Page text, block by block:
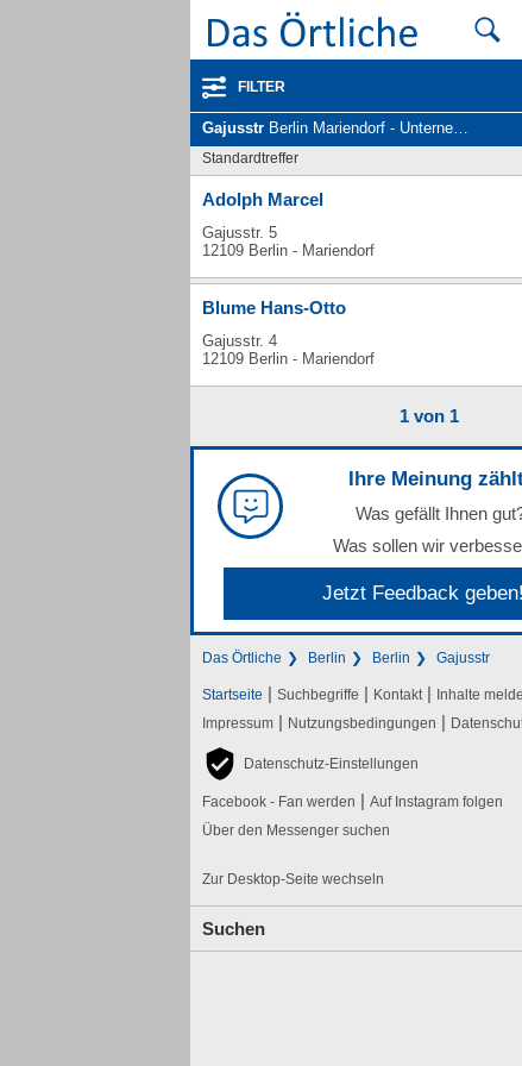
FILTER
Gajusstr Berlin Mariendorf - Unternehmen und Personen
Standardtreffer
Adolph Marcel
Gajusstr. 5
12109 Berlin - Mariendorf
Blume Hans-Otto
Gajusstr. 4
12109 Berlin - Mariendorf
1 von 1
Ihre Meinung
Was gefällt Ihnen
Was sollen wir
Jetzt Feedback geben!
Das Örtliche Berlin Berlin Gajusstr
Startseite | Suchbegriffe | Kontakt | Inhalte
Impressum | Nutzungsbedingungen |
Datenschutz-Einstellungen
Facebook - Fan werden | Auf Instagram folgen
Über den Messenger suchen
Zur Desktop-Seite wechseln
Suchen